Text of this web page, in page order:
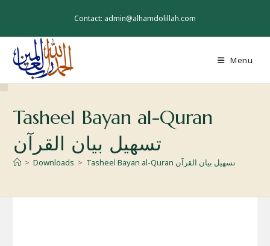
Contact: admin@alhamdolillah.com
Menu
Tasheel Bayan al-Quran
تسھیل بیان القرآن
> Downloads > Tasheel Bayan al-Quran تسھیل بیان القرآن